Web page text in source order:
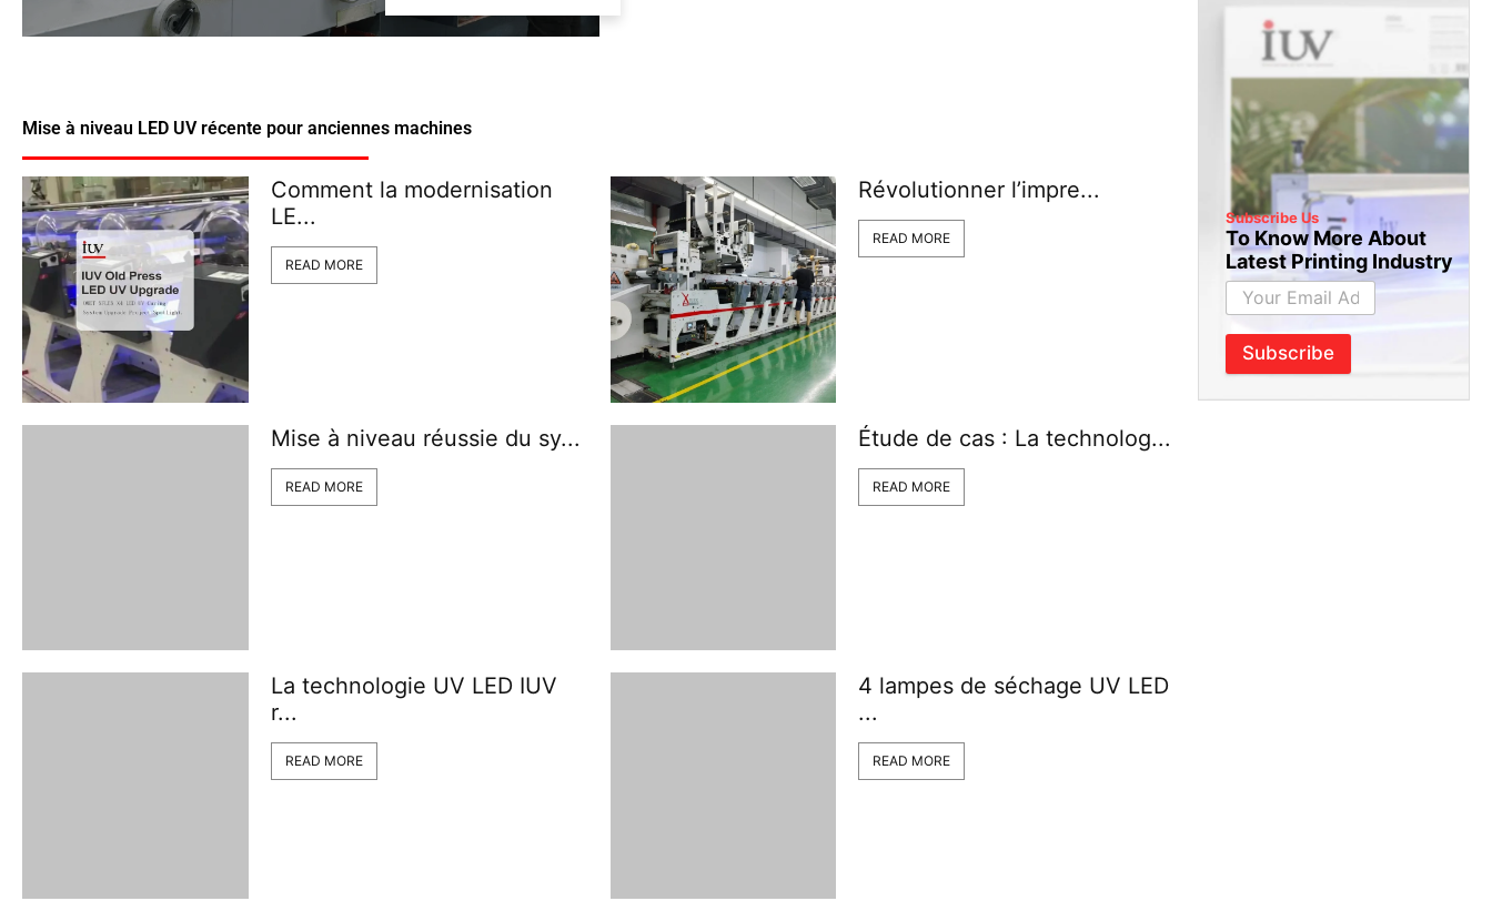
Mise à niveau LED UV récente pour anciennes machines
Comment la modernisation
LE...
READ MORE
Révolutionner l’impre...
READ MORE
Mise à niveau réussie du sy...
READ MORE
Étude de cas : La technolog...
READ MORE
La technologie UV LED IUV
r...
READ MORE
4 lampes de séchage UV LED
...
READ MORE
Subscribe Us
To Know More About
Latest Printing Industry
Subscribe